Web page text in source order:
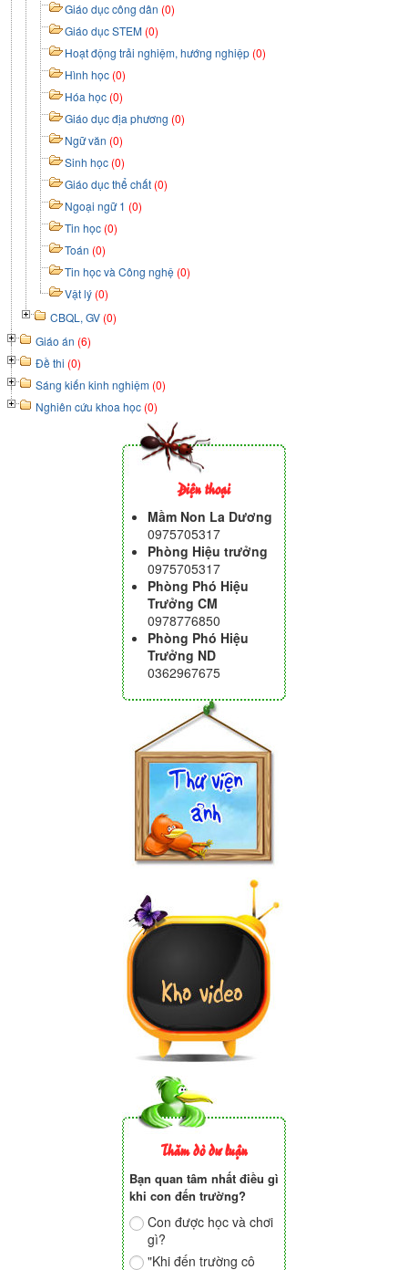
Giáo dục công dân (0)
Giáo dục STEM (0)
Hoạt động trải nghiệm, hướng nghiệp (0)
Hình học (0)
Hóa học (0)
Giáo dục địa phương (0)
Ngữ văn (0)
Sinh học (0)
Giáo dục thể chất (0)
Ngoại ngữ 1 (0)
Tin học (0)
Toán (0)
Tin học và Công nghệ (0)
Vật lý (0)
CBQL, GV (0)
Giáo án (6)
Đề thi (0)
Sáng kiến kinh nghiệm (0)
Nghiên cứu khoa học (0)
Điện thoại
Mầm Non La Dương
0975705317
Phòng Hiệu trưởng
0975705317
Phòng Phó Hiệu
Trưởng CM
0978776850
Phòng Phó Hiệu
Trưởng ND
0362967675
Thăm dò dư luận
Bạn quan tâm nhất điều gì
khi con đến trường?
Con được học và chơi
gì?
"Khi đến trường cô